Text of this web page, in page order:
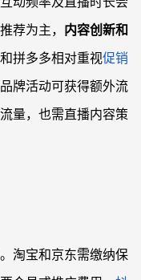
荐为主， 内容创新和
拼多多相对重视促销
牌活动可获得额外流
量，也需直播内容策
。淘宝和京东需缴纳保